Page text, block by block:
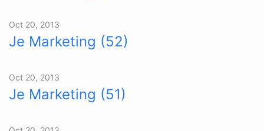
Oct 20, 2013
Je Marketing (52)
Oct 20, 2013
Je Marketing (51)